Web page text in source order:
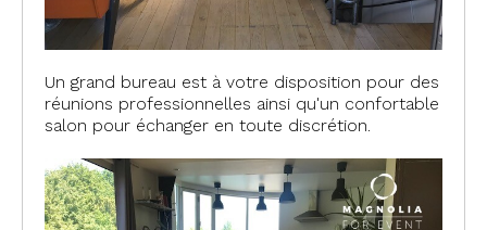
Un grand bureau est à votre disposition pour des
réunions professionnelles ainsi qu'un confortable
salon pour échanger en toute discrétion.